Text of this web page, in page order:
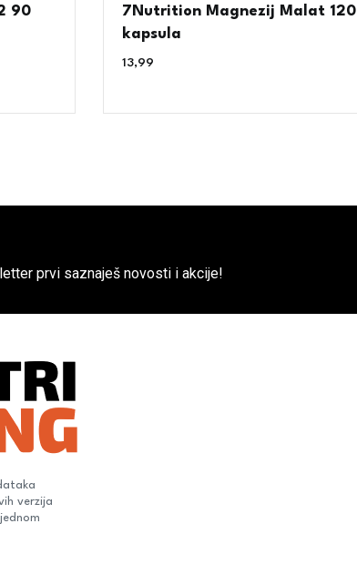
90
7Nutrition Magnezij Malat 120
kapsula
13,99
prvi saznaješ novosti i akcije!
verzija